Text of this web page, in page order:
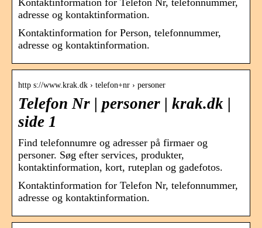
Kontaktinformation for Telefon Nr, telefonnummer,
adresse og kontaktinformation.
Kontaktinformation for Person, telefonnummer,
adresse og kontaktinformation.
http s://www.krak.dk › telefon+nr › personer
Telefon Nr | personer | krak.dk |
side 1
Find telefonnumre og adresser på firmaer og
personer. Søg efter services, produkter,
kontaktinformation, kort, ruteplan og gadefotos.
Kontaktinformation for Telefon Nr, telefonnummer,
adresse og kontaktinformation.